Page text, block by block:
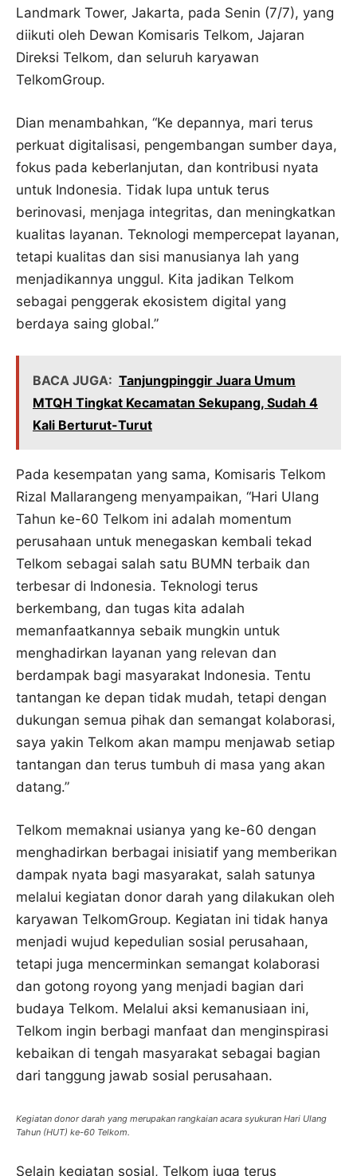
Landmark Tower, Jakarta, pada Senin (7/7), yang
diikuti oleh Dewan Komisaris Telkom, Jajaran
Direksi Telkom, dan seluruh karyawan
TelkomGroup.
Dian menambahkan, “Ke depannya, mari terus
perkuat digitalisasi, pengembangan sumber daya,
fokus pada keberlanjutan, dan kontribusi nyata
untuk Indonesia. Tidak lupa untuk terus
berinovasi, menjaga integritas, dan meningkatkan
kualitas layanan. Teknologi mempercepat layanan,
tetapi kualitas dan sisi manusianya lah yang
menjadikannya unggul. Kita jadikan Telkom
sebagai penggerak ekosistem digital yang
berdaya saing global.”
BACA JUGA: Tanjungpinggir Juara Umum
MTQH Tingkat Kecamatan Sekupang, Sudah 4
Kali Berturut-Turut
Pada kesempatan yang sama, Komisaris Telkom
Rizal Mallarangeng menyampaikan, “Hari Ulang
Tahun ke-60 Telkom ini adalah momentum
perusahaan untuk menegaskan kembali tekad
Telkom sebagai salah satu BUMN terbaik dan
terbesar di Indonesia. Teknologi terus
berkembang, dan tugas kita adalah
memanfaatkannya sebaik mungkin untuk
menghadirkan layanan yang relevan dan
berdampak bagi masyarakat Indonesia. Tentu
tantangan ke depan tidak mudah, tetapi dengan
dukungan semua pihak dan semangat kolaborasi,
saya yakin Telkom akan mampu menjawab setiap
tantangan dan terus tumbuh di masa yang akan
datang.”
Telkom memaknai usianya yang ke-60 dengan
menghadirkan berbagai inisiatif yang memberikan
dampak nyata bagi masyarakat, salah satunya
melalui kegiatan donor darah yang dilakukan oleh
karyawan TelkomGroup. Kegiatan ini tidak hanya
menjadi wujud kepedulian sosial perusahaan,
tetapi juga mencerminkan semangat kolaborasi
dan gotong royong yang menjadi bagian dari
budaya Telkom. Melalui aksi kemanusiaan ini,
Telkom ingin berbagi manfaat dan menginspirasi
kebaikan di tengah masyarakat sebagai bagian
dari tanggung jawab sosial perusahaan.
Kegiatan donor darah yang merupakan rangkaian acara syukuran Hari Ulang
Tahun (HUT) ke-60 Telkom.
Selain kegiatan sosial, Telkom juga terus